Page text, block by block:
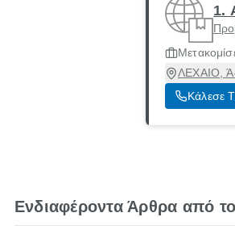
1.
ΛΕΧΑΙΟ,
Κάλεσε
Ενδιαφέροντα Άρθρα από